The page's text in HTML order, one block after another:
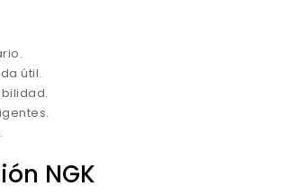
útil.
NGK